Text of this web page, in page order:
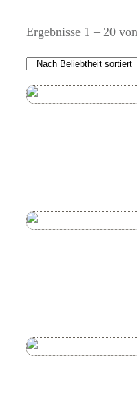
Ergebnisse 1 – 20